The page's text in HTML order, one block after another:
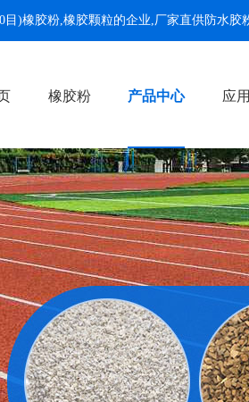
目)橡胶粉,橡胶颗粒的企业,厂家直供防水胶
橡胶粉 产品中心 应